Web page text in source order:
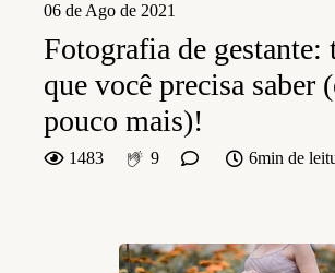
06 de Ago de 2021
Fotografia de gestante:
que você precisa saber
pouco mais)!
1483 9 6min de